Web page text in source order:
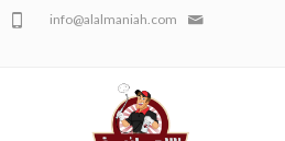
info@alalmaniah.com